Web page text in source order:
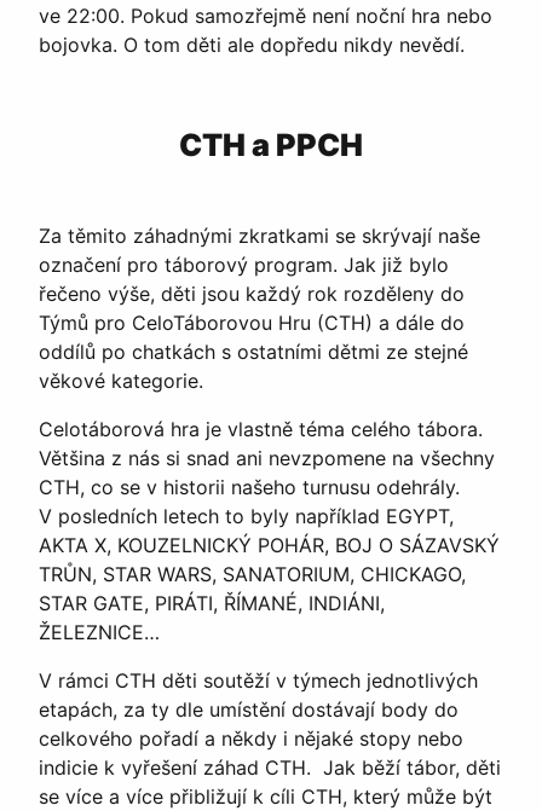
ve 22:00. Pokud samozřejmě není noční hra nebo
bojovka. O tom děti ale dopředu nikdy nevědí.
CTH a PPCH
Za těmito záhadnými zkratkami se skrývají naše
označení pro táborový program. Jak již bylo
řečeno výše, děti jsou každý rok rozděleny do
Týmů pro CeloTáborovou Hru (CTH) a dále do
oddílů po chatkách s ostatními dětmi ze stejné
věkové kategorie.
Celotáborová hra je vlastně téma celého tábora.
Většina z nás si snad ani nevzpomene na všechny
CTH, co se v historii našeho turnusu odehrály.
V posledních letech to byly například EGYPT,
AKTA X, KOUZELNICKÝ POHÁR, BOJ O SÁZAVSKÝ
TRŮN, STAR WARS, SANATORIUM, CHICKAGO,
STAR GATE, PIRÁTI, ŘÍMANÉ, INDIÁNI,
ŽELEZNICE…
V rámci CTH děti soutěží v týmech jednotlivých
etapách, za ty dle umístění dostávají body do
celkového pořadí a někdy i nějaké stopy nebo
indicie k vyřešení záhad CTH. Jak běží tábor, děti
se více a více přibližují k cíli CTH, který může být